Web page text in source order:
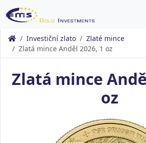
Investiční zlato
Zlaté mince
Zlatá mince Anděl 2026, 1 oz
Zlatá mince
oz